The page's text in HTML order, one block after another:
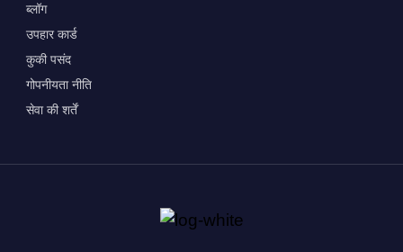
ब्लॉग
उपहार कार्ड
कुकी पसंद
गोपनीयता नीति
सेवा की शर्तें